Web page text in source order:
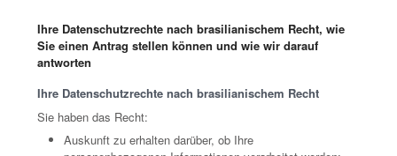
Ihre Datenschutzrechte nach brasilianischem Recht, wie
Sie einen Antrag stellen können und wie wir darauf
antworten
Ihre Datenschutzrechte nach brasilianischem Recht
Sie haben das Recht:
Auskunft zu erhalten darüber, ob Ihre